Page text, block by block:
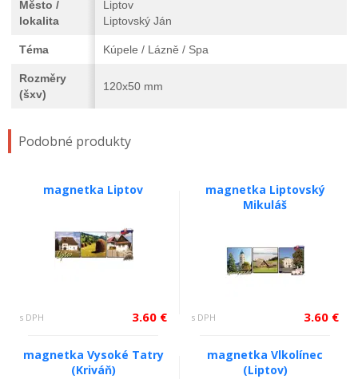
Město /
lokalita
Liptov
Liptovský Ján
Téma Kúpele / Lázně / Spa
Rozměry
(šxv)
120x50 mm
Podobné produkty
magnetka Liptov
s DPH 3.60 €
magnetka Liptovský
Mikuláš
s DPH 3.60 €
magnetka Vysoké Tatry
(Kriváň)
magnetka Vlkolínec
(Liptov)